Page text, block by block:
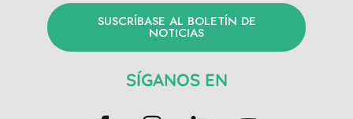
SUSCRÍBASE AL BOLETÍN DE
NOTICIAS
SÍGANOS EN